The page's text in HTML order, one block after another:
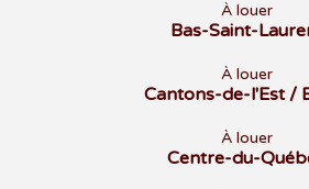
À louer
Bas-Saint-
À louer
Cantons-de-l'Est /
À louer
Centre-du-